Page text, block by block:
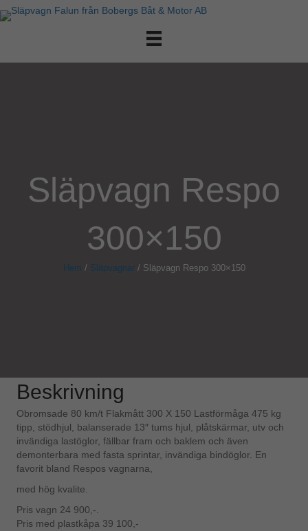
Släpvagn Respo
300×150
Hem / Släpvagnar/ Släpvagn Respo 300×150
Beskrivning
Obromsade 80 km/t Flakmått 300 X 150 Lastförmåga 475 kg
tipp, stödhjul, balanserade 13″ tums hjul, plåtskärmar, utv och
invändiga lastöglor, fällbar fram och baklem och även
demonterbara med fasta sprintar, invändiga bindöglor. En
favorit bland Respos vagnarna,
med hög kvalite.
Pris vagn 24 900,-.
Pris med plastkåpa 39 100,-